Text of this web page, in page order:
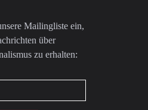
Mailingliste ein,
über
zu erhalten: